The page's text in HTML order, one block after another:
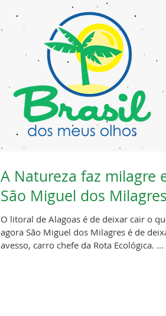
A Natureza faz milagre
São Miguel dos
O litoral de Alagoas é de deixar cair o
agora São Miguel dos Milagres é de
avesso, carro chefe da Rota Ecológica. ...